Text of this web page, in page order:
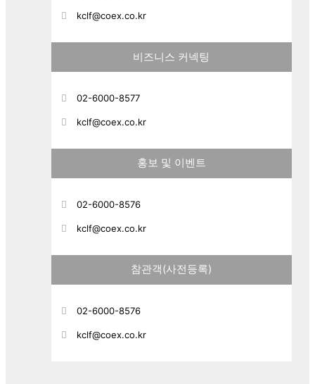
kclf@coex.co.kr
비즈니스 커넥팅
02-6000-8577
kclf@coex.co.kr
홍보 및 이벤트
02-6000-8576
kclf@coex.co.kr
참관객(사전등록)
02-6000-8576
kclf@coex.co.kr